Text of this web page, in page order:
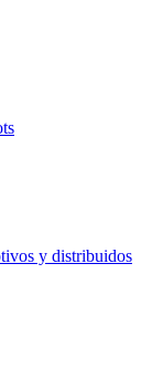
y distribuidos